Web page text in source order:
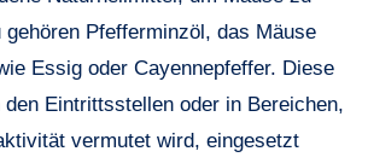
Pfefferminzöl, das Mäuse
Essig oder Cayennepfeffer. Diese
Eintrittsstellen oder in Bereichen,
vermutet wird, eingesetzt